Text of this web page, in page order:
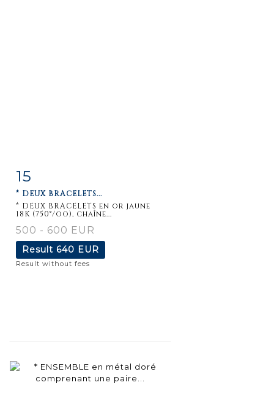
Item detail
15
* DEUX BRACELETS...
* DEUX BRACELETS en or jaune
18K (750°/oo), chaîne...
500 - 600 EUR
Result 640 EUR
Result without fees